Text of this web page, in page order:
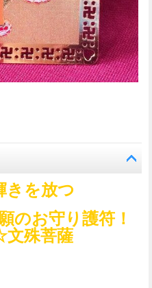
きを放つ
のお守り護符！
殊菩薩